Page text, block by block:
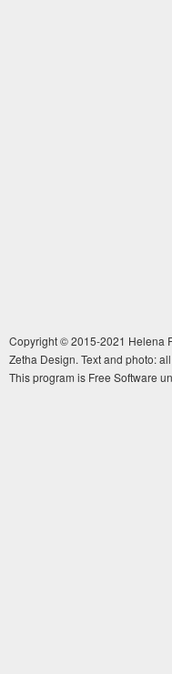
Copyright © 2015-2021 Helena
Zetha Design. Text and photo:
This program is Free Software